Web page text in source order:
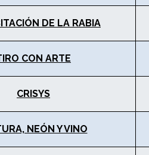
DE LA RABIA
CON ARTE
CRISYS
NEÓN Y VINO